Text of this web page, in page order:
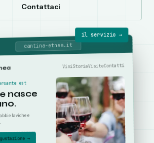
Contattaci
cantina-etnea.it
ViniStoriaVisiteContatti
est
nasce
laviche e
→
il servizio →